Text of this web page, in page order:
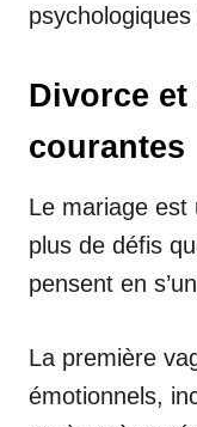
Divorce
courantes
Le mariage est
plus de défis
pensent en
La première
émotionnels,